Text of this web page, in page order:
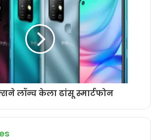
लॉन्च केला ढांसू स्मार्टफोन